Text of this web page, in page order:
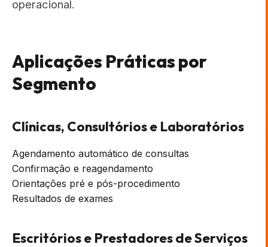
operacional.
Aplicações Práticas por
Segmento
Clínicas, Consultórios e Laboratórios
Agendamento automático de consultas
Confirmação e reagendamento
Orientações pré e pós-procedimento
Resultados de exames
Escritórios e Prestadores de Serviços